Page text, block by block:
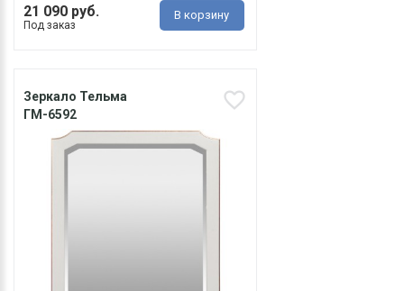
21 090 руб.
Под заказ
В корзину
Зеркало Тельма
ГМ-6592